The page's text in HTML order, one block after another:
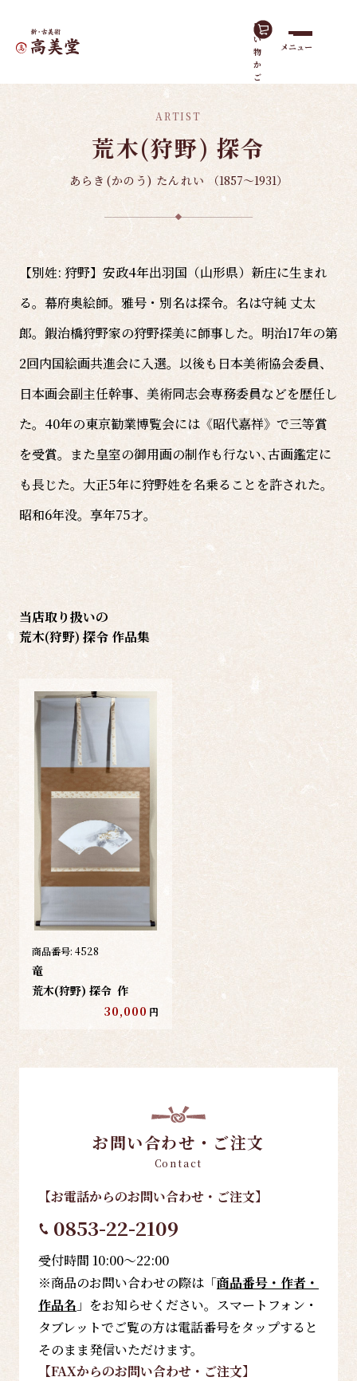
買
い
物
か
ご
メニュー
ホーム諸作家
ARTIST
荒木(狩野) 探令
あらき(かのう) たんれい （1857～1931）
【別姓: 狩野】安政4年出羽国（山形県）新庄に生まれ
る。幕府奥絵師。雅号・別名は探令。名は守純 丈太
郎。鍜治橋狩野家の狩野探美に師事した。明治17年の第
2回内国絵画共進会に入選。以後も日本美術協会委員、
日本画会副主任幹事、美術同志会専務委員などを歴任し
た。40年の東京勧業博覧会には《昭代嘉祥》で三等賞
を受賞。また皇室の御用画の制作も行ない､古画鑑定に
も長じた。大正5年に狩野姓を名乗ることを許された。
昭和6年没。享年75才。
当店取り扱いの
荒木(狩野) 探令 作品集
商品番号: 4528
竜
荒木(狩野) 探令 作
30,000 円
お問い合わせ・ご注文
Contact
【お電話からのお問い合わせ・ご注文】
0853-22-2109
受付時間 10:00～22:00
※商品のお問い合わせの際は「商品番号・作者・
作品名 」をお知らせください。スマートフォン・
タブレットでご覧の方は電話番号をタップすると
そのまま発信いただけます。
【FAXからのお問い合わせ・ご注文】